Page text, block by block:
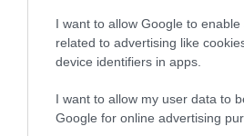
I want to allow Google to enable
related to advertising like
device identifiers in apps.
I want to allow my user data to
Google for online advertising
meteorológia